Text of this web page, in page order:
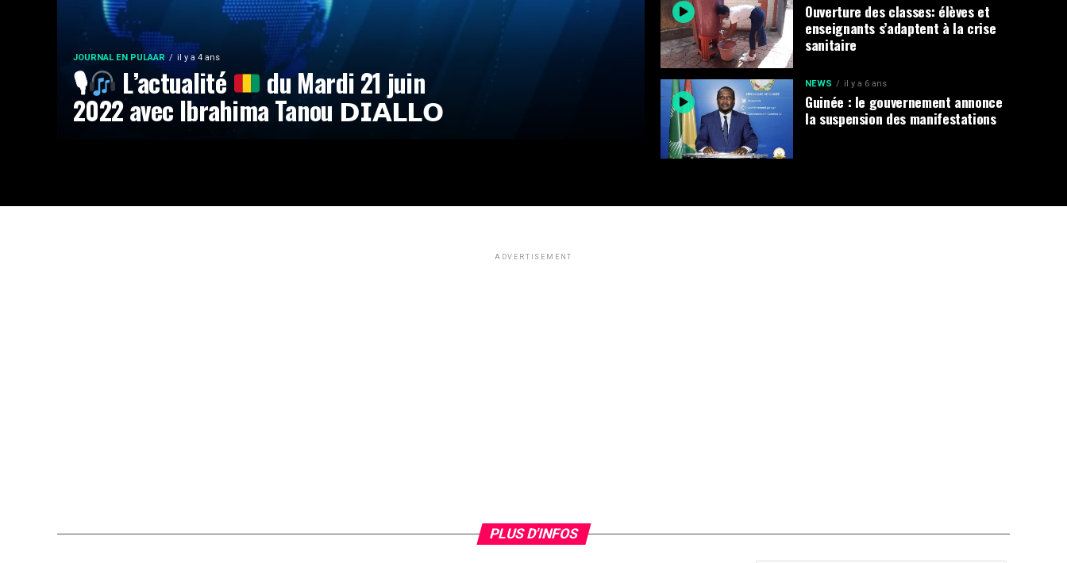
JOURNAL EN PULAAR il y a 4 ans
🎙 L’actualité du Mardi 21 juin
2022 avec Ibrahima Tanou 𝗗𝗜𝗔𝗟𝗟𝗢
Ouverture des classes: élèves et
enseignants s’adaptent à la crise
sanitaire
NEWS il y a 6 ans
Guinée : le gouvernement annonce
la suspension des manifestations
ADVERTISEMENT
PLUS D'INFOS